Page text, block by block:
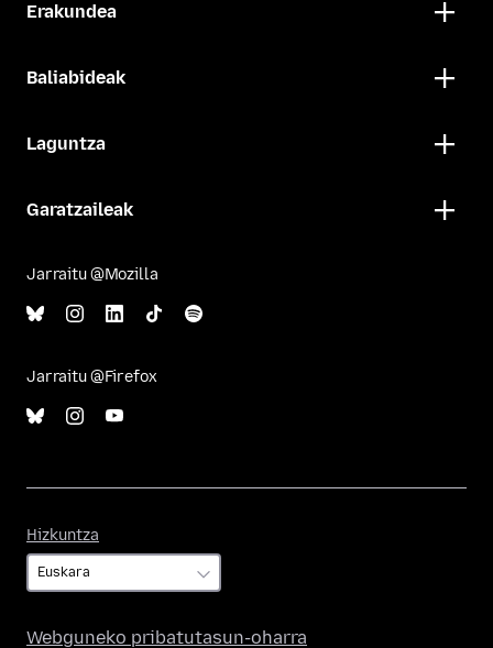
Erakundea
Baliabideak
Laguntza
Garatzaileak
Jarraitu @Mozilla
Jarraitu @Firefox
Hizkuntza
Webguneko pribatutasun-oharra